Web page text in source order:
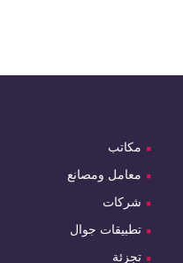
مكاتب
معامل ومصانع
شركات
تطبيقات جوال
تجزئة